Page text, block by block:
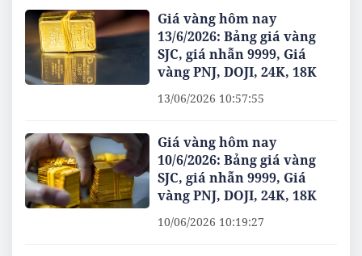
Giá vàng hôm nay
13/6/2026: Bảng giá vàng
SJC, giá nhẫn 9999, Giá
vàng PNJ, DOJI, 24K, 18K
13/06/2026 10:57:55
Giá vàng hôm nay
10/6/2026: Bảng giá vàng
SJC, giá nhẫn 9999, Giá
vàng PNJ, DOJI, 24K, 18K
10/06/2026 10:19:27